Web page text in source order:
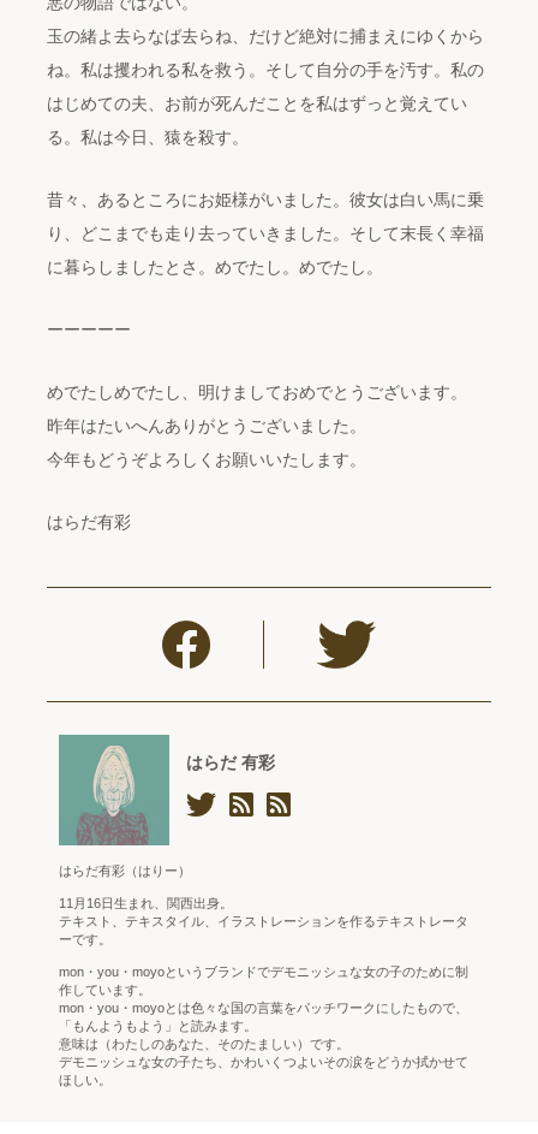
玉の緒よ去らなば去らね、だけど絶対に捕まえにゆくから
ね。私は攫われる私を救う。そして自分の手を汚す。私の
はじめての夫、お前が死んだことを私はずっと覚えてい
る。私は今日、猿を殺す。
昔々、あるところにお姫様がいました。彼女は白い馬に乗
り、どこまでも走り去っていきました。そして末長く幸福
に暮らしましたとさ。めでたし。めでたし。
ーーーーー
めでたしめでたし、明けましておめでとうございます。
昨年はたいへんありがとうございました。
今年もどうぞよろしくお願いいたします。
はらだ有彩
はらだ 有彩
はらだ有彩（はりー）
11月16日生まれ、関西出身。
テキスト、テキスタイル、イラストレーションを作るテキストレータ
ーです。
mon・you・moyoというブランドでデモニッシュな女の子のために制
作しています。
mon・you・moyoとは色々な国の言葉をパッチワークにしたもので、
「もんようもよう」と読みます。
意味は（わたしのあなた、そのたましい）です。
デモニッシュな女の子たち、かわいくつよいその涙をどうか拭かせて
ほしい。